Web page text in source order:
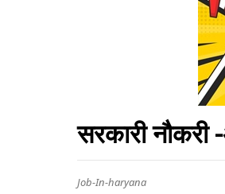
सरकारी नौकरी
Job-In-haryana